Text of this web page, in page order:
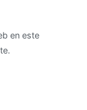
en este